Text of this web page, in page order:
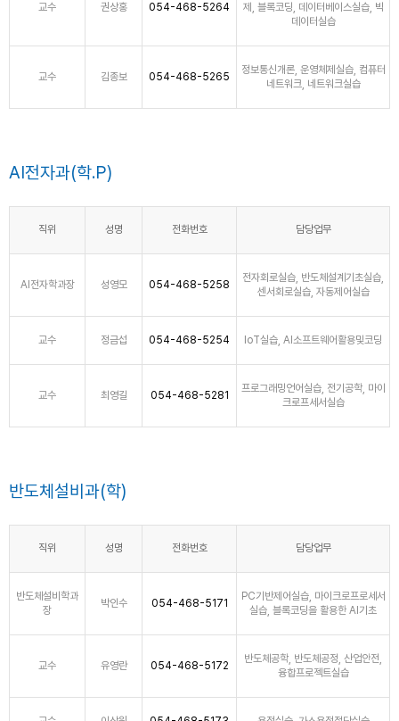
교수 권상홍 054-468-5264
제, 블록코딩, 데이터베이스실습, 빅
데이터실습
교수 김종보 054-468-5265
정보통신개론, 운영체제실습, 컴퓨터
네트워크, 네트워크실습
AI전자과(학.P)
직위 성명 전화번호 담당업무
AI전자학과장 성영모 054-468-5258
전자회로실습, 반도체설계기초실습,
센서회로실습, 자동제어실습
교수 정금섭 054-468-5254 IoT실습, AI소프트웨어활용및코딩
교수 최영길 054-468-5281
프로그래밍언어실습, 전기공학, 마이
크로프세서실습
반도체설비과(학)
직위 성명 전화번호 담당업무
반도체설비학과
장
박인수 054-468-5171
PC기반제어실습, 마이크로프로세서
실습, 블록코딩을 활용한 AI기초
교수 유영란 054-468-5172
반도체공학, 반도체공정, 산업안전,
융합프로젝트실습